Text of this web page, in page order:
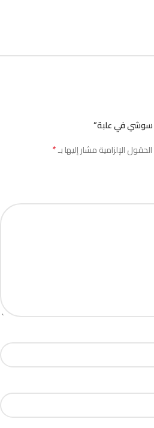
سوشي في علبة”
الحقول الإلزامية مشار إليها بـ*